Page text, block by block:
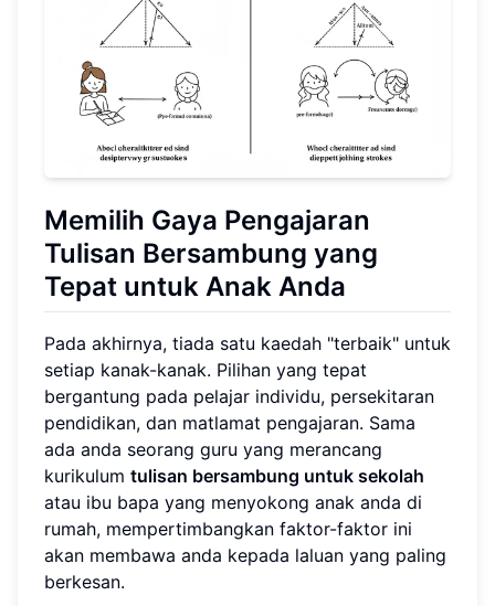
Memilih Gaya Pengajaran
Tulisan Bersambung yang
Tepat untuk Anak Anda
Pada akhirnya, tiada satu kaedah "terbaik" untuk
setiap kanak-kanak. Pilihan yang tepat
bergantung pada pelajar individu, persekitaran
pendidikan, dan matlamat pengajaran. Sama
ada anda seorang guru yang merancang
kurikulum tulisan bersambung untuk sekolah
atau ibu bapa yang menyokong anak anda di
rumah, mempertimbangkan faktor-faktor ini
akan membawa anda kepada laluan yang paling
berkesan.